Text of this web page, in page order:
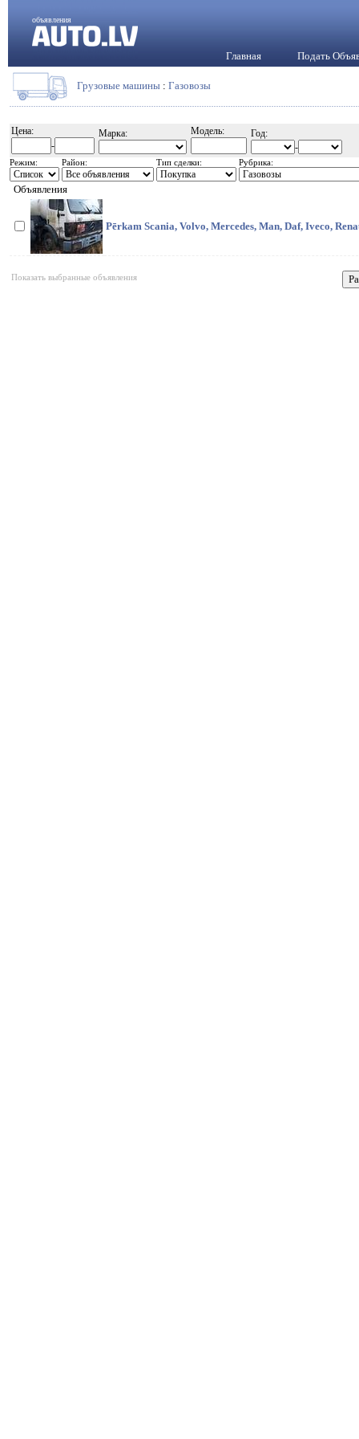
объявления
Главная Подать
Грузовые машины : Газовозы
Цена:
-
Марка: Модель:
Год:
-
Режим: Район: Тип сделки: Рубрика:
Объявления
Pērkam Scania, Volvo, Mercedes, Man, Daf, Iveco,
Показать выбранные объявления